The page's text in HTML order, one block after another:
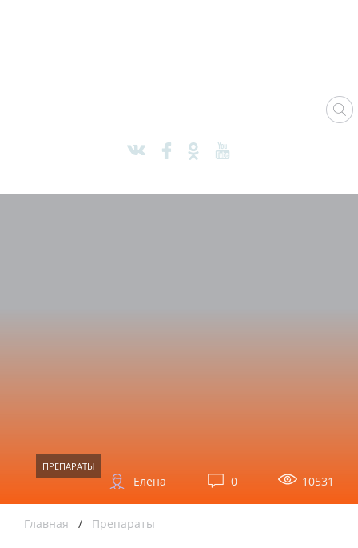
ПРЕПАРАТЫ
10531
0
Елена
Главная / Препараты